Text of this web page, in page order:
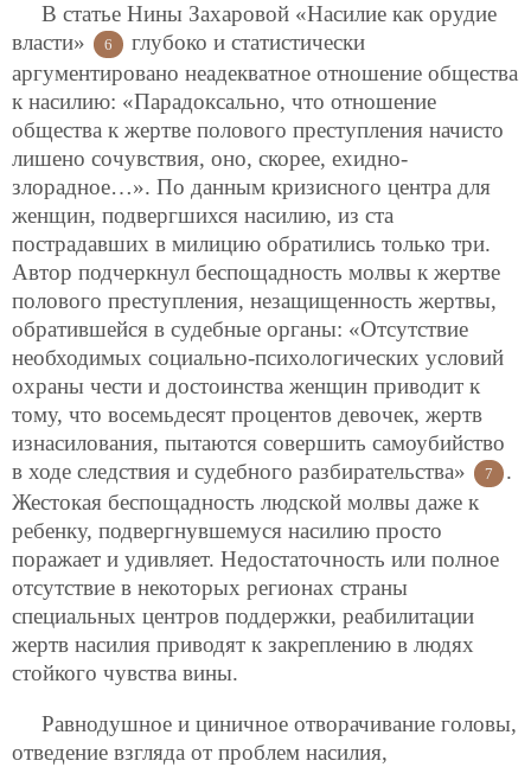
В статье Нины Захаровой «Насилие как орудие
власти»
6
глубоко и статистически
аргументировано неадекватное отношение общества
к насилию: «Парадоксально, что отношение
общества к жертве полового преступления начисто
лишено сочувствия, оно, скорее, ехидно-
злорадное…». По данным кризисного центра для
женщин, подвергшихся насилию, из ста
пострадавших в милицию обратились только три.
Автор подчеркнул беспощадность молвы к жертве
полового преступления, незащищенность жертвы,
обратившейся в судебные органы: «Отсутствие
необходимых социально-психологических условий
охраны чести и достоинства женщин приводит к
тому, что восемьдесят процентов девочек, жертв
изнасилования, пытаются совершить самоубийство
в ходе следствия и судебного разбирательства»
7
.
Жестокая беспощадность людской молвы даже к
ребенку, подвергнувшемуся насилию просто
поражает и удивляет. Недостаточность или полное
отсутствие в некоторых регионах страны
специальных центров поддержки, реабилитации
жертв насилия приводят к закреплению в людях
стойкого чувства вины.
Равнодушное и циничное отворачивание головы,
отведение взгляда от проблем насилия,